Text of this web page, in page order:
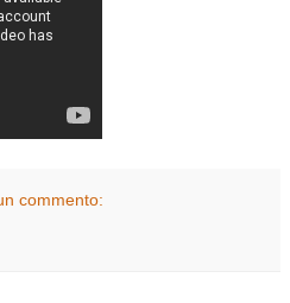
commento: